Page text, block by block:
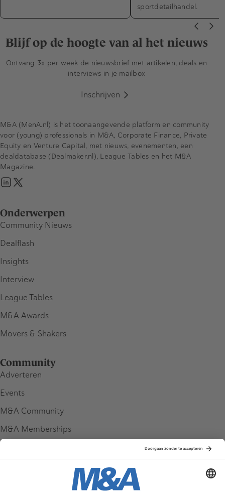
sportdetailhandel.
Blijf op de hoogte van al het nieuws
Ontvang 3x per week de nieuwsbrief met artikelen, deals en
interviews in je mailbox
Inschrijven
Onderwerpen
Community Nieuws
Dealflash
Insights
Interview
League Tables
M&A Awards
Movers & Shakers
Community
Adverteren
Events
M&A Community
M&A Memberships
M&A (MenA.nl) is het toonaangevende platform en community
voor (young) professionals in M&A, Corporate Finance, Private
Equity en Venture Capital, met nieuws, evenementen, een
dealdatabase (Dealmaker.nl), League Tables en het M&A
Magazine.